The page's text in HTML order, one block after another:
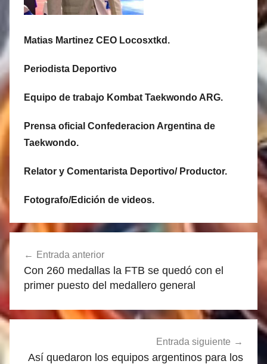
Matias Martinez CEO Locosxtkd.
Periodista Deportivo
Equipo de trabajo Kombat Taekwondo ARG.
Prensa oficial Confederacion Argentina de
Taekwondo.
Relator y Comentarista Deportivo/ Productor.
Fotografo/Edición de videos.
Navegación
de
entradas
Entrada anterior
Con 260 medallas la FTB se quedó con el
primer puesto del medallero general
Entrada siguiente
Así quedaron los equipos argentinos para los